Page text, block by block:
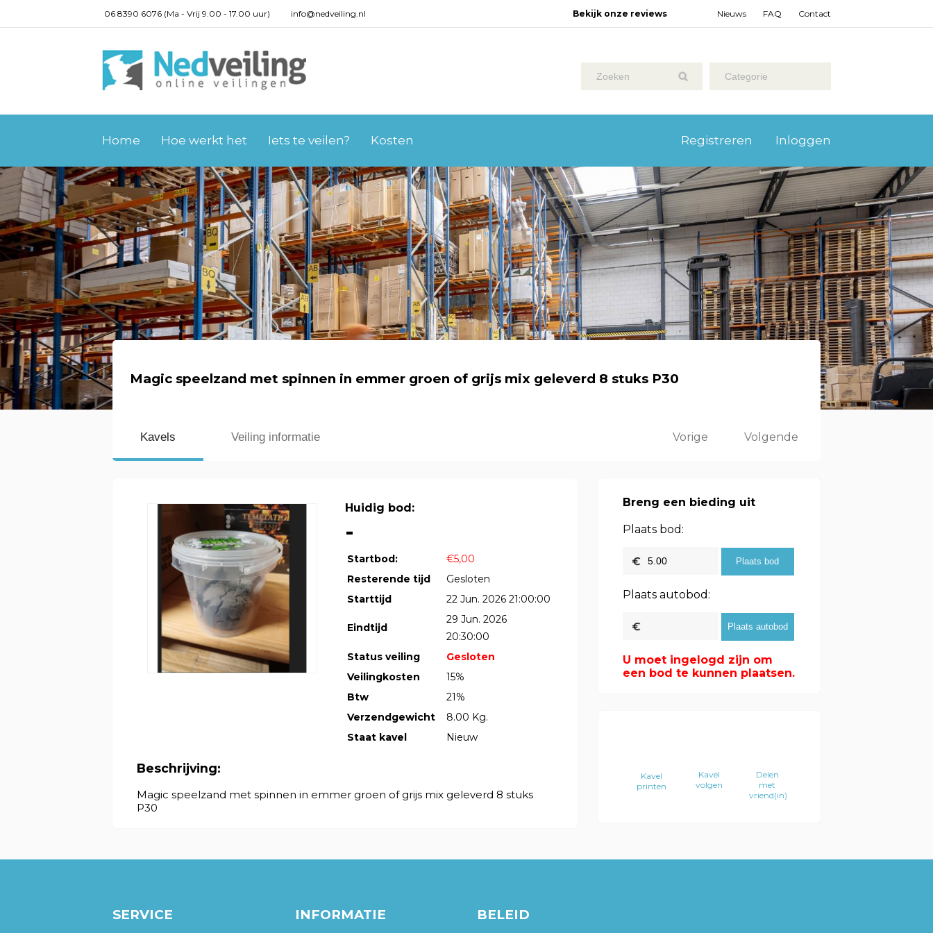
06 8390 6076 (Ma - Vrij 9.00 - 17.00 uur) info@nedveiling.nl Contact
FAQ
Nieuws
Bekijk onze reviews
Categorie
Home Hoe werkt het Iets te veilen? Kosten Inloggen
Registreren
Magic speelzand met spinnen in emmer groen of grijs mix geleverd 8 stuks P30
Kavels Veiling informatie Vorige Volgende
Huidig bod:
-
Startbod:
€5,00
Resterende tijd
Gesloten
Starttijd
22 Jun. 2026 21:00:00
Eindtijd
29 Jun. 2026
20:30:00
Status veiling
Gesloten
Veilingkosten
15%
Btw
21%
Verzendgewicht
8.00 Kg.
Staat kavel
Nieuw
Beschrijving:
Magic speelzand met spinnen in emmer groen of grijs mix geleverd 8 stuks
P30
Breng een bieding uit
Plaats bod:
Plaats autobod:
U moet ingelogd zijn om
een bod te kunnen plaatsen.
Kavel
printen
Kavel
volgen
Delen
met
vriend(in)
SERVICE INFORMATIE BELEID